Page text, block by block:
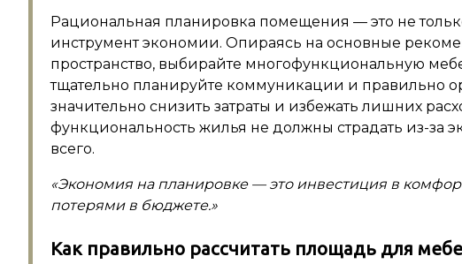
Рациональная планировка помещения — это не
инструмент экономии. Опираясь на основные
пространство, выбирайте многофункциональную
тщательно планируйте коммуникации и правильно
значительно снизить затраты и избежать лишних
функциональность жилья не должны страдать из-за
всего.
«Экономия на планировке — это инвестиция в
потерями в бюджете.»
Как правильно рассчитать площадь для